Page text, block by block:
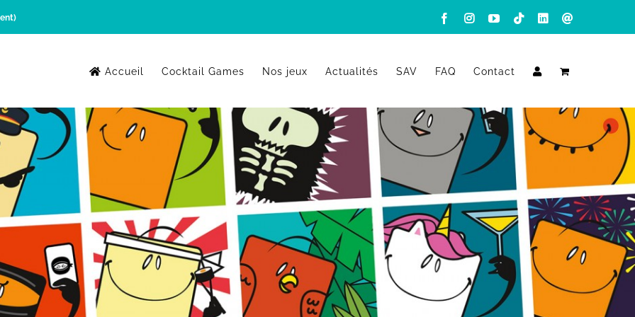
FacebookInstagram
YouTube
TiktokLinkedIn
Accueil Cocktail Games Nos jeux Actualités SAV FAQ Contact